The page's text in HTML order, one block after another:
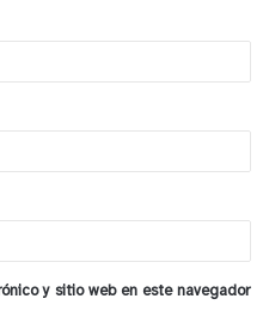
y sitio web en este navegador